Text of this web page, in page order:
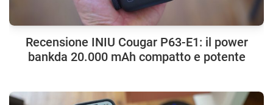
Recensione INIU Cougar P63-E1: il power
bankda 20.000 mAh compatto e potente